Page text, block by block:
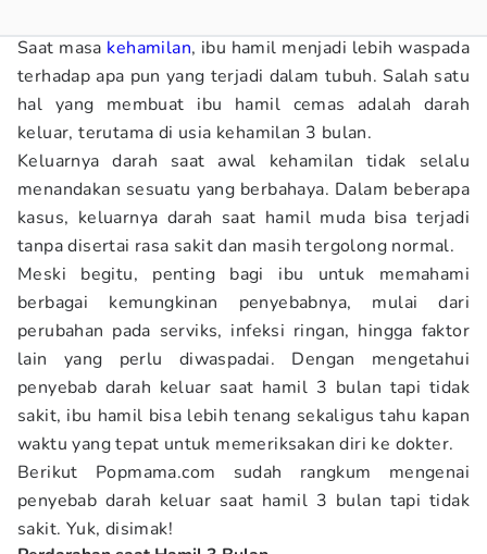
Saat masa kehamilan, ibu hamil menjadi lebih waspada
terhadap apa pun yang terjadi dalam tubuh. Salah satu
hal yang membuat ibu hamil cemas adalah darah
keluar, terutama di usia kehamilan 3 bulan.
Keluarnya darah saat awal kehamilan tidak selalu
menandakan sesuatu yang berbahaya. Dalam beberapa
kasus, keluarnya darah saat hamil muda bisa terjadi
tanpa disertai rasa sakit dan masih tergolong normal.
Meski begitu, penting bagi ibu untuk memahami
berbagai kemungkinan penyebabnya, mulai dari
perubahan pada serviks, infeksi ringan, hingga faktor
lain yang perlu diwaspadai. Dengan mengetahui
penyebab darah keluar saat hamil 3 bulan tapi tidak
sakit, ibu hamil bisa lebih tenang sekaligus tahu kapan
waktu yang tepat untuk memeriksakan diri ke dokter.
Berikut Popmama.com
sudah rangkum mengenai
penyebab darah keluar saat hamil 3 bulan tapi tidak
sakit. Yuk, disimak!